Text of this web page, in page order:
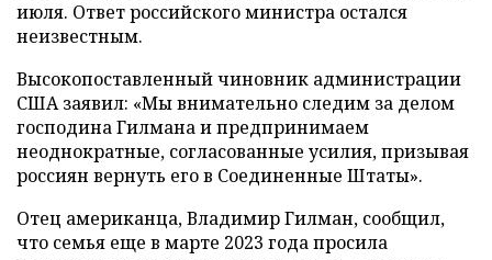
июля. Ответ российского министра остался
неизвестным.
Высокопоставленный чиновник администрации
США заявил: «Мы внимательно следим за делом
господина Гилмана и предпринимаем
неоднократные, согласованные усилия, призывая
россиян вернуть его в Соединенные Штаты».
Отец американца, Владимир Гилман, сообщил,
что семья еще в марте 2023 года просила